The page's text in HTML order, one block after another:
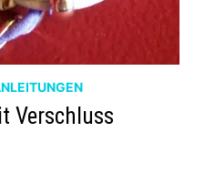
Verschluss